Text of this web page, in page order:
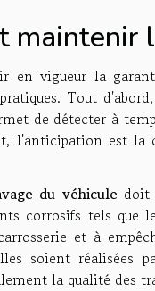
maintenir
en vigueur la
pratiques. Tout
de détecter à
l'anticipation est la
du véhicule doit
corrosifs tels que
et à
soient réalisées
la qualité des